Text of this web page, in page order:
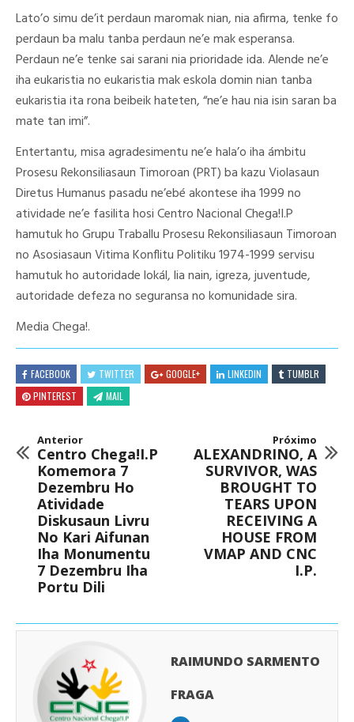
Lato’o simu de’it perdaun maromak nian, nia afirma, tenke fo
perdaun ba malu tanba perdaun ne’e mak esperansa.
Perdaun ne’e tenke sai sarani nia prioridade ida. Alende ne’e
iha eukaristia no eukaristia mak eskola domin nian tanba
eukaristia ita rona beibeik hateten, “ne’e hau nia isin saran ba
mate tan imi”.
Entertantu, misa agradesimentu ne’e hala’o iha ámbitu
Prosesu Rekonsiliasaun Timoroan (PRT) ba kazu Violasaun
Diretus Humanus pasadu ne’ebé akontese iha 1999 no
atividade ne’e fasilita hosi Centro Nacional Chega!I.P
hamutuk ho Grupu Traballu Prosesu Rekonsiliasaun Timoroan
no Asosiasaun Vitima Konflitu Politiku 1974-1999 servisu
hamutuk ho autoridade lokál, lia nain, igreza, juventude,
autoridade defeza no seguransa no komunidade sira.
Media Chega!.
FACEBOOK TWITTER GOOGLE+ LINKEDIN
TUMBLR
PINTEREST
MAIL
Anterior
Centro Chega!I.P
Komemora 7
Dezembru Ho
Atividade
Diskusaun Livru
No Kari Aifunan
Iha Monumentu
7 Dezembru Iha
Portu Dili
Próximo
ALEXANDRINO, A
SURVIVOR, WAS
BROUGHT TO
TEARS UPON
RECEIVING A
HOUSE FROM
VMAP AND CNC
I.P.
RAIMUNDO SARMENTO
FRAGA